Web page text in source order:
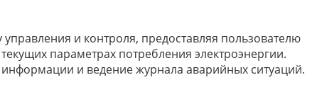
и контроля, предоставляя пользователю
параметрах потребления электроэнергии.
и ведение журнала аварийных ситуаций.